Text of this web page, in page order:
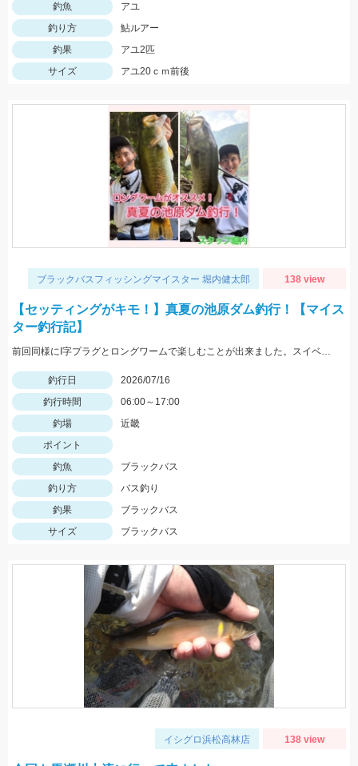
釣魚
アユ
釣り方
鮎ルアー
釣果
アユ2匹
サイズ
アユ20ｃｍ前後
ブラックバスフィッシングマイスター 堀内健太郎 138 view
【セッティングがキモ！】真夏の池原ダム釣行！【マイス
ター釣行記】
前回同様にI字プラグとロングワームで楽しむことが出来ました。スイベル付きフックで糸撚れ対策をするのがキモです！
釣行日
2026/07/16
釣行時間
06:00～17:00
釣場
近畿
ポイント
釣魚
ブラックバス
釣り方
バス釣り
釣果
ブラックバス
サイズ
ブラックバス
イシグロ浜松高林店 138 view